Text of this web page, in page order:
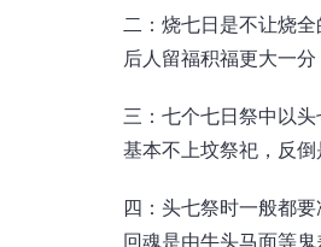
二：烧七日是不让烧
后人留福积福更大一分
三：七个七日祭中以
基本不上坟祭祀，反倒
四：头七祭时一般都
回魂是由牛头马面等鬼